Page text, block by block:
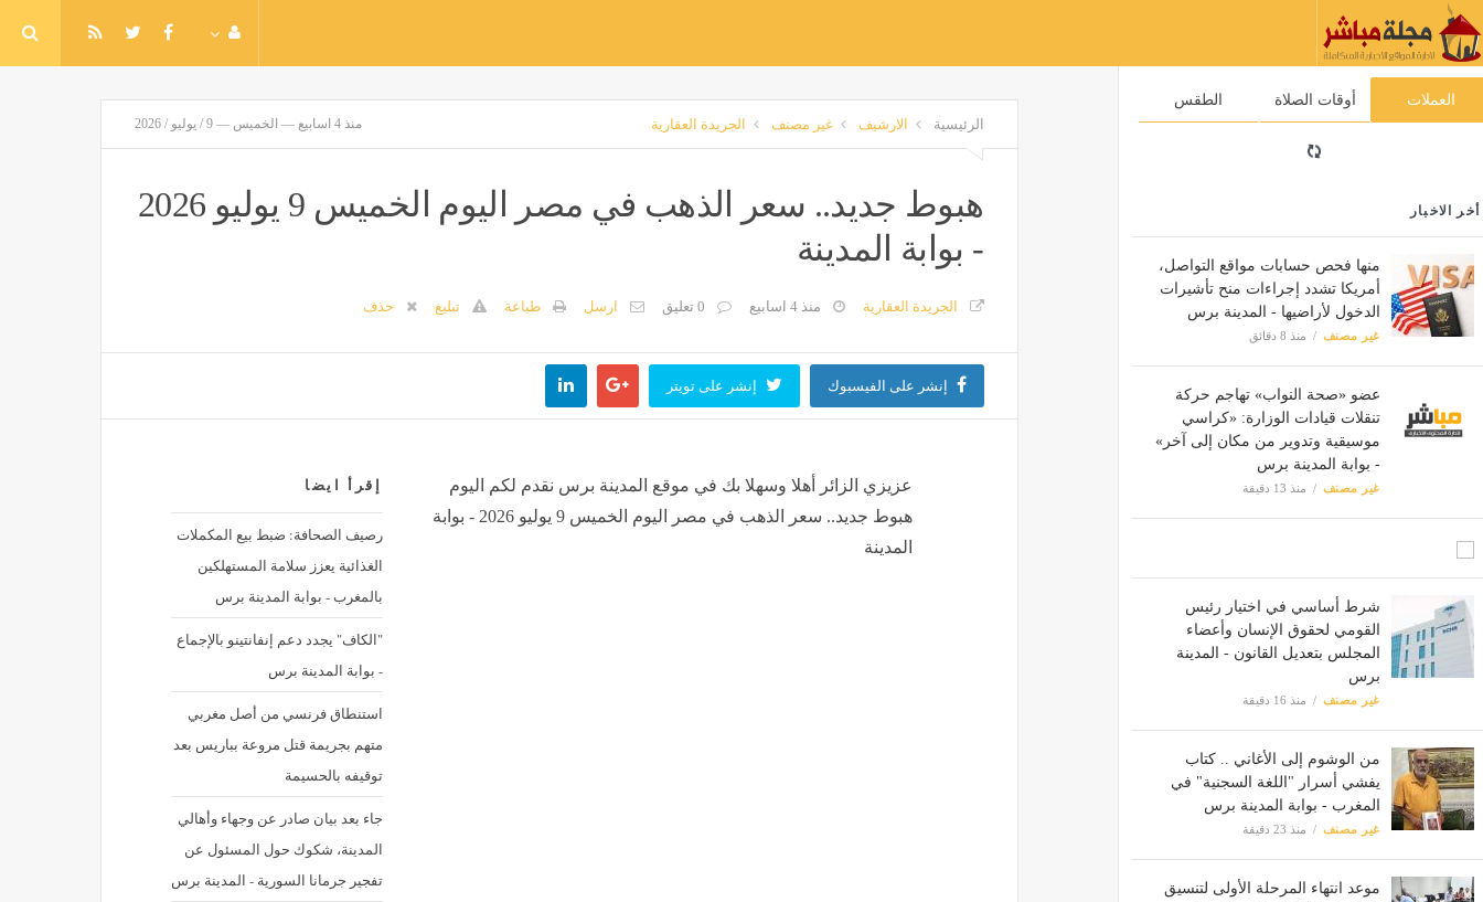
العملات أوقات الصلاة الطقس
أخر الاخبار
منها فحص حسابات مواقع التواصل،
أمريكا تشدد إجراءات منح تأشيرات
الدخول لأراضيها - المدينة برس
غير مصنف منذ 8 دقائق
عضو «صحة النواب» تهاجم حركة
تنقلات قيادات الوزارة: «كراسي
موسيقية وتدوير من مكان إلى آخر»
- بوابة المدينة برس
غير مصنف منذ 13 دقيقة
شرط أساسي في اختيار رئيس
القومي لحقوق الإنسان وأعضاء
المجلس بتعديل القانون - المدينة
برس
غير مصنف منذ 16 دقيقة
من الوشوم إلى الأغاني .. كتاب
يفشي أسرار "اللغة السجنية" في
المغرب - بوابة المدينة برس
غير مصنف منذ 23 دقيقة
موعد انتهاء المرحلة الأولى لتنسيق
الرئيسية الارشيف غير مصنف الجريدة العقارية منذ 4 اسابيع — الخميس — 9 / يوليو / 2026
هبوط جديد.. سعر الذهب في مصر اليوم الخميس 9 يوليو 2026
- بوابة المدينة
الجريدة العقارية منذ 4 اسابيع 0 تعليق ارسل طباعة تبليغ حذف
إنشر على الفيسبوك إنشر على تويتر
إقرأ ايضا
رصيف الصحافة: ضبط بيع المكملات
الغذائية يعزز سلامة المستهلكين
بالمغرب - بوابة المدينة برس
"الكاف" يجدد دعم إنفانتينو بالإجماع
- بوابة المدينة برس
استنطاق فرنسي من أصل مغربي
متهم بجريمة قتل مروعة بباريس بعد
توقيفه بالحسيمة
جاء بعد بيان صادر عن وجهاء وأهالي
المدينة، شكوك حول المسئول عن
تفجير جرمانا السورية - المدينة برس
عزيزي الزائر أهلا وسهلا بك في موقع المدينة برس نقدم لكم اليوم
هبوط جديد.. سعر الذهب في مصر اليوم الخميس 9 يوليو 2026 - بوابة
المدينة